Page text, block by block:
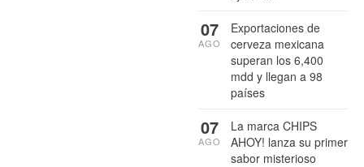
Exportaciones de
cerveza mexicana
superan los 6,400
mdd y llegan a 98
países
07
AGO
La marca CHIPS
AHOY! lanza su primer
sabor misterioso
07
AGO